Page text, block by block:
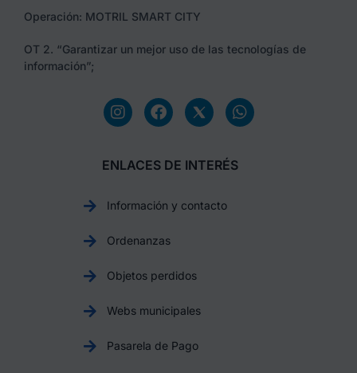
Operación: MOTRIL SMART CITY
OT 2. “Garantizar un mejor uso de las tecnologías de
información”;
ENLACES DE INTERÉS
Información y contacto
Ordenanzas
Objetos perdidos
Webs municipales
Pasarela de Pago